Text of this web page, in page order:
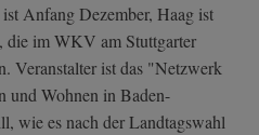
Anfang Dezember, Haag ist
die im WKV am Stuttgarter
Veranstalter ist das "Netzwerk
und Wohnen in Baden-
wie es nach der Landtagswahl